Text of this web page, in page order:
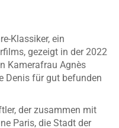
Klassiker, ein
gezeigt in der 2022
Kamerafrau Agnès
Denis für gut befunden
der zusammen mit
Paris, die Stadt der